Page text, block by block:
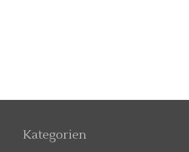
Kategorien